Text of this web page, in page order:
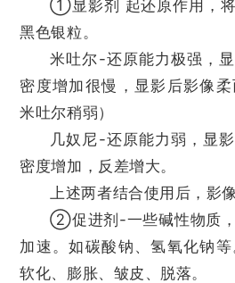
①显影剂 起还原作用，
黑色银粒。
米吐尔-还原能力极强，
密度增加很慢，显影后影像
米吐尔稍弱）
几奴尼-还原能力弱，显
密度增加，反差增大。
上述两者结合使用后，影
②促进剂-一些碱性物质，
加速。如碳酸钠、氢氧化钠
软化、膨胀、皱皮、脱落。